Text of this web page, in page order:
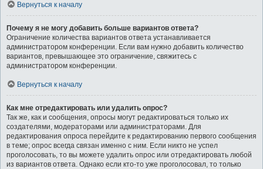
Вернуться к началу
Почему я не могу добавить больше вариантов ответа?
Ограничение количества вариантов ответа устанавливается
администратором конференции. Если вам нужно добавить количество
вариантов, превышающее это ограничение, свяжитесь с
администратором конференции.
Вернуться к началу
Как мне отредактировать или удалить опрос?
Так же, как и сообщения, опросы могут редактироваться только их
создателями, модераторами или администраторами. Для
редактирования опроса перейдите к редактированию первого сообщения
в теме; опрос всегда связан именно с ним. Если никто не успел
проголосовать, то вы можете удалить опрос или отредактировать любой
из вариантов ответа. Однако если кто-то уже проголосовал, то только